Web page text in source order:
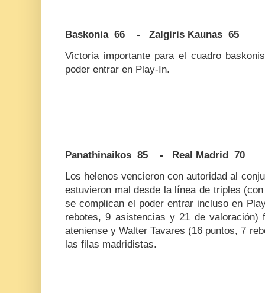
Baskonia 66 - Zalgiris Kaunas 65
Victoria importante para el cuadro
poder entrar en Play-In.
Panathinaikos 85 - Real Madrid 70
Los helenos vencieron con autoridad al
estuvieron mal desde la línea de triples
se complican el poder entrar incluso en
rebotes, 9 asistencias y 21 de valoración)
ateniense y Walter Tavares (16 puntos, 7
las filas madridistas.